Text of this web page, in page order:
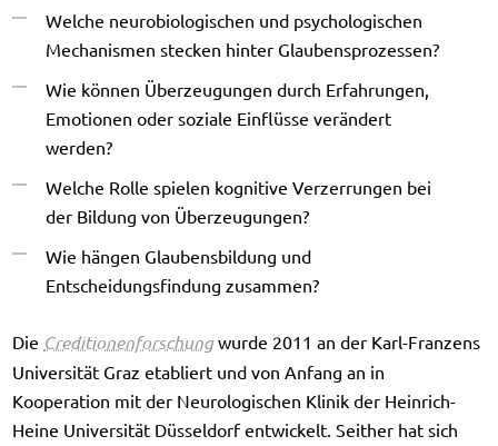
Welche neurobiologischen und psychologischen
Mechanismen stecken hinter Glaubensprozessen?
Wie können Überzeugungen durch Erfahrungen,
Emotionen oder soziale Einflüsse verändert
werden?
Welche Rolle spielen kognitive Verzerrungen bei
der Bildung von Überzeugungen?
Wie hängen Glaubensbildung und
Entscheidungsfindung zusammen?
Die Creditionenforschungwurde 2011 an der Karl-Franzens
Universität Graz etabliert und von Anfang an in
Kooperation mit der Neurologischen Klinik der Heinrich-
Heine Universität Düsseldorf entwickelt. Seither hat sich